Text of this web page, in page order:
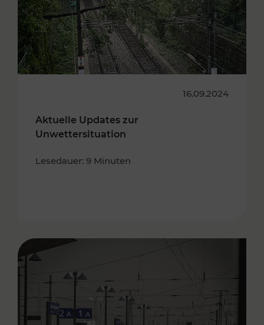
16.09.2024
Aktuelle Updates zur
Unwettersituation
Lesedauer: 9 Minuten